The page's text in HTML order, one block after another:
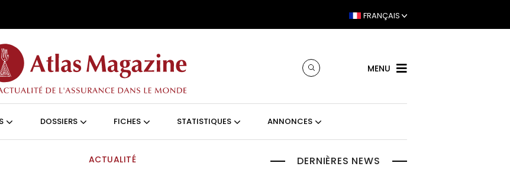
FRANÇAIS
MENU
DOSSIERS FICHES STATISTIQUES ANNONCES
ACTUALITÉ DERNIÈRES NEWS